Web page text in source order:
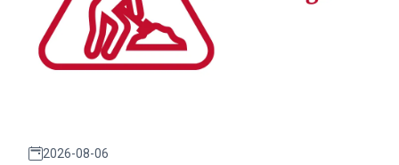
2026-08-06